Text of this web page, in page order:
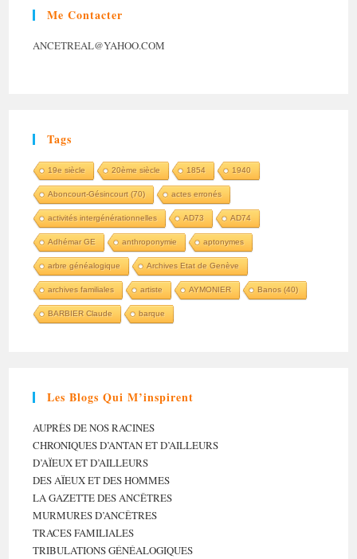
Me Contacter
ANCETREAL@YAHOO.COM
Tags
19e siècle 20ème siècle 1854 1940
Aboncourt-Gésincourt (70) actes erronés
activités intergénérationnelles AD73 AD74
Adhémar GE anthroponymie aptonymes
arbre généalogique Archives Etat de Genève
archives familiales artiste AYMONIER Banos (40)
BARBIER Claude barque
Les Blogs Qui M’inspirent
AUPRÈS DE NOS RACINES
CHRONIQUES D’ANTAN ET D’AILLEURS
D’AÏEUX ET D’AILLEURS
DES AÏEUX ET DES HOMMES
LA GAZETTE DES ANCÊTRES
MURMURES D’ANCÊTRES
TRACES FAMILIALES
TRIBULATIONS GÉNÉALOGIQUES